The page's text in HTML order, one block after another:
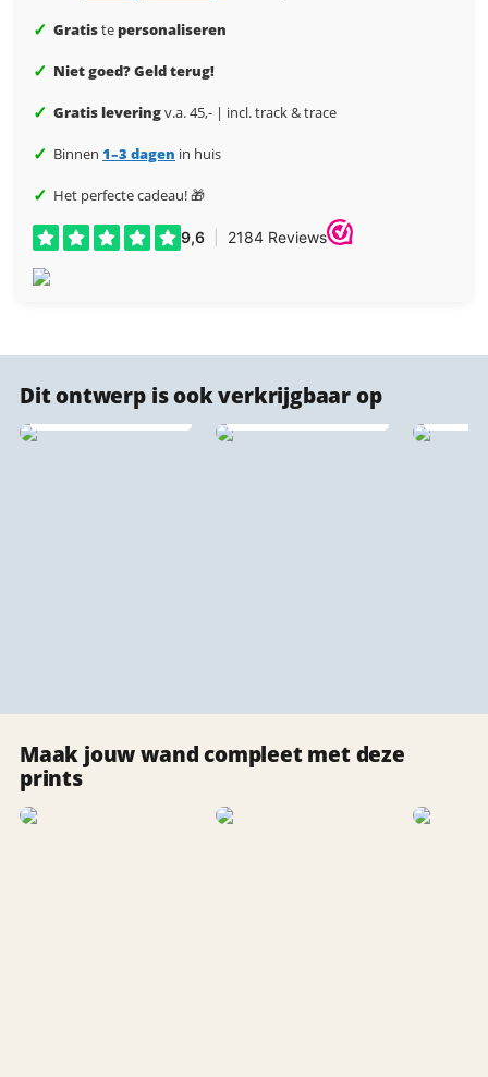
✓ Gratistepersonaliseren
✓ Niet goed? Geld terug!
✓ Gratis leveringv.a. 45,- | incl. track & trace
✓ Binnen 1–3 dagen in huis
✓ Het perfecte cadeau! 🎁
Dit ontwerp is ook verkrijgbaar op
Maak jouw wand compleet met deze
prints